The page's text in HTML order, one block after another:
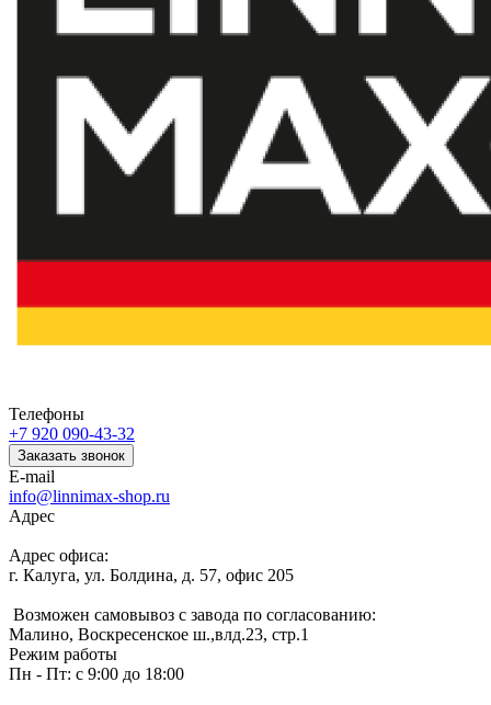
Телефоны
+7 920 090-43-32
Заказать звонок
E-mail
info@linnimax-shop.ru
Адрес
Адрес офиса:
г. Калуга, ул. Болдина, д. 57, офис 205
Возможен самовывоз с завода по согласованию:
Малино, Воскресенское ш.,влд.23, стр.1
Режим работы
Пн - Пт: с 9:00 до 18:00